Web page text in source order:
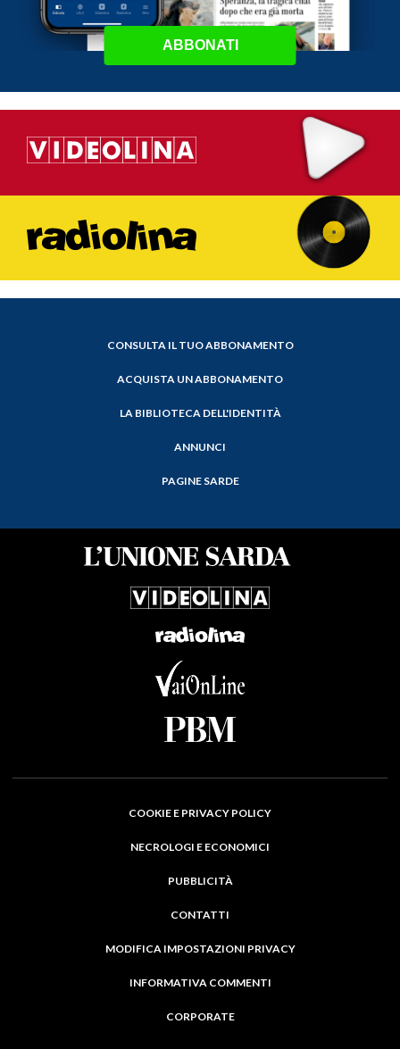
ABBONATI
CONSULTA IL TUO ABBONAMENTO
ACQUISTA UN ABBONAMENTO
LA BIBLIOTECA DELL'IDENTITÀ
ANNUNCI
PAGINE SARDE
COOKIE E PRIVACY POLICY
NECROLOGI E ECONOMICI
PUBBLICITÀ
CONTATTI
MODIFICA IMPOSTAZIONI PRIVACY
INFORMATIVA COMMENTI
CORPORATE